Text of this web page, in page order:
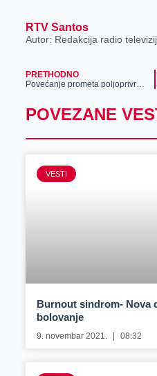
RTV Santos
Autor: Redakcija radio
PRETHODNO
Povećanje prometa poljoprivrednih proizvoda
POVEZANE
VESTI
Burnout sindrom- Nova
bolovanje
9. novembar 2021. 08:32